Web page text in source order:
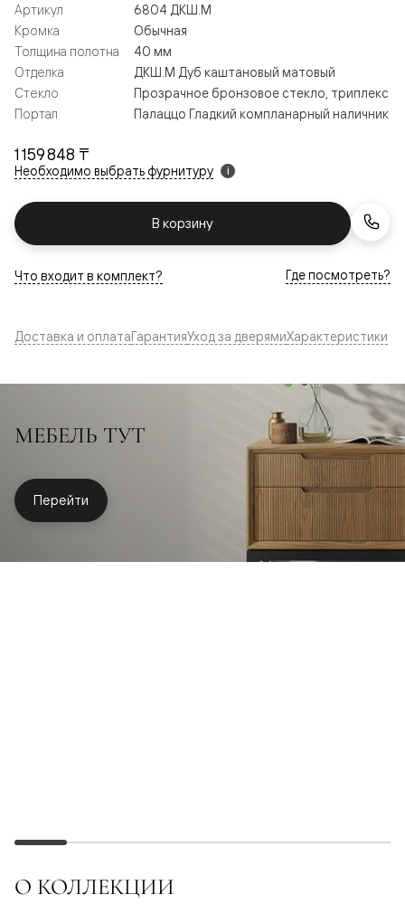
1 159 848 ₸
Необходимо выбрать фурнитуру i
В корзину
Артикул
6804 ДКШ.М
Кромка
Обычная
Толщина полотна
40 мм
Отделка
ДКШ.М Дуб каштановый матовый
Стекло
Прозрачное бронзовое стекло, триплекс
Портал
Палаццо Гладкий компланарный наличник
Что входит в комплект? Где посмотреть?
Доставка и оплатаГарантияУход за дверямиХарактеристики
МЕБЕЛЬ ТУТ
Перейти
О КОЛЛЕКЦИИ